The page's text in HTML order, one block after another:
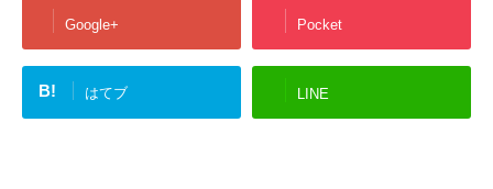
Google+ Pocket
B! はてブ LINE